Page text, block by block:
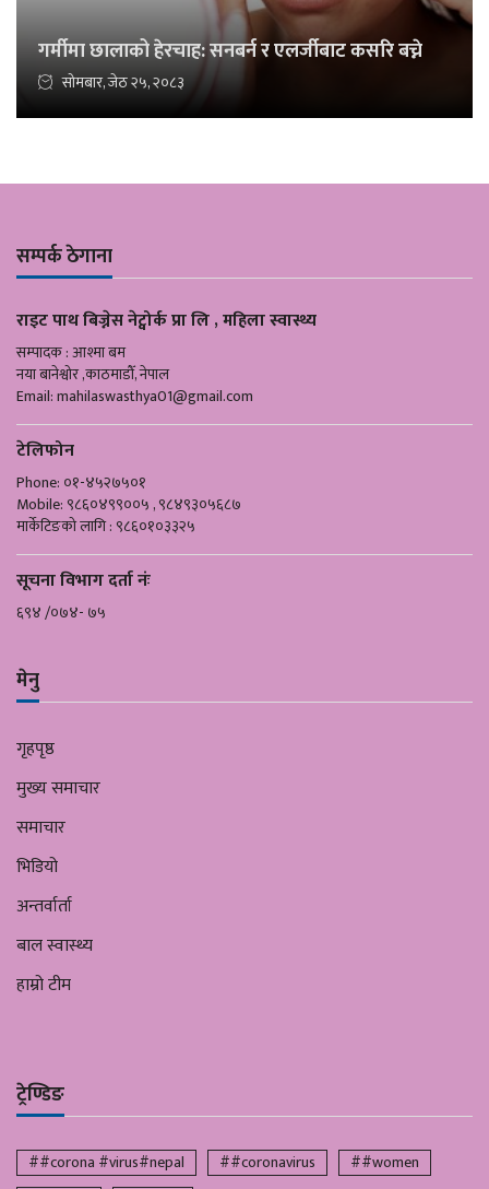
गर्मीमा छालाको हेरचाह: सनबर्न र एलर्जीबाट कसरि बच्ने
सोमबार, जेठ २५, २०८३
सम्पर्क ठेगाना
राइट पाथ बिज्नेस नेट्वोर्क प्रा लि , महिला स्वास्थ्य
सम्पादक : आश्मा बम
नया बानेश्वोर ,काठमाडौँ, नेपाल
Email:mahilaswasthya01@gmail.com
टेलिफोन
Phone: ०१-४५२७५०१
Mobile: ९८६०४९९००५ , ९८४९३०५६८७
मार्केटिङको लागि : ९८६०१०३३२५
सूचना विभाग दर्ता नंः
६९४ /०७४- ७५
मेनु
गृहपृष्ठ
मुख्य समाचार
समाचार
भिडियो
अन्तर्वार्ता
बाल स्वास्थ्य
हाम्रो टीम
ट्रेण्डिङ
##corona #virus#nepal ##coronavirus
##women